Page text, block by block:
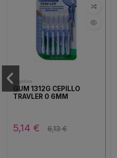
Cepillos
GUM 1312G CEPILLO
TRAVLER 0 6MM
5,14 € 6,13 €